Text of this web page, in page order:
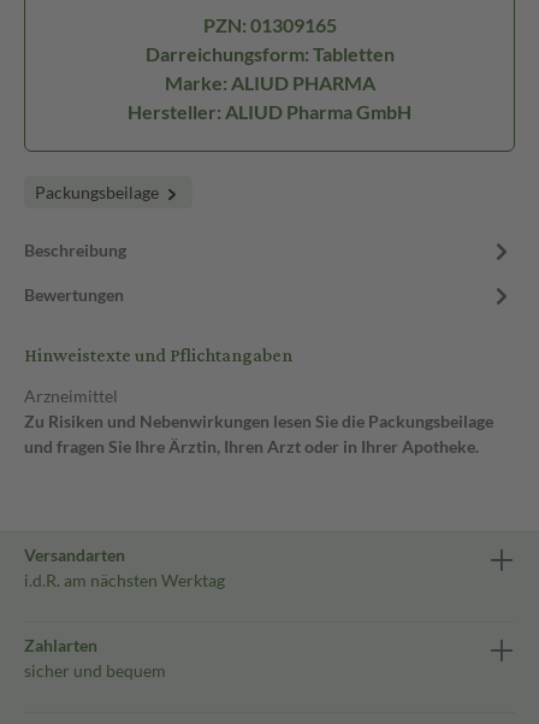
PZN: 01309165
Darreichungsform: Tabletten
Marke: ALIUD PHARMA
Hersteller: ALIUD Pharma GmbH
Packungsbeilage
Beschreibung
Bewertungen
Hinweistexte und Pflichtangaben
Arzneimittel
Zu Risiken und Nebenwirkungen lesen Sie die Packungsbeilage
und fragen Sie Ihre Ärztin, Ihren Arzt oder in Ihrer Apotheke.
Versandarten
i.d.R. am nächsten Werktag
Zahlarten
sicher und bequem